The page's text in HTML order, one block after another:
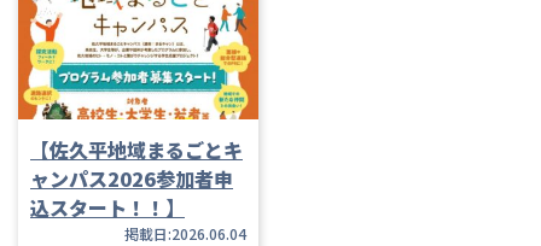
【佐久平地域まるごとキ
ャンパス2026参加者申
込スタート！！】
掲載日:2026.06.04